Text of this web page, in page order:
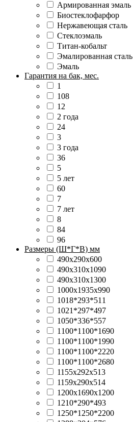
Армированная эмаль
Биостеклофарфор
Нержавеющая сталь
Стеклоэмаль
Титан-кобальт
Эмалированная сталь
Эмаль
Гарантия на бак, мес.
1
108
12
2 года
24
3
3 года
36
5
5 лет
60
7
7 лет
8
84
96
Размеры (Ш*Г*В) мм
490х290х600
490х310х1090
490х310х1300
1000х1935х990
1018*293*511
1021*297*497
1050*336*557
1100*1100*1690
1100*1100*1990
1100*1100*2220
1100*1100*2680
1155х292х513
1159х290х514
1200х1690х1200
1210*290*493
1250*1250*2200